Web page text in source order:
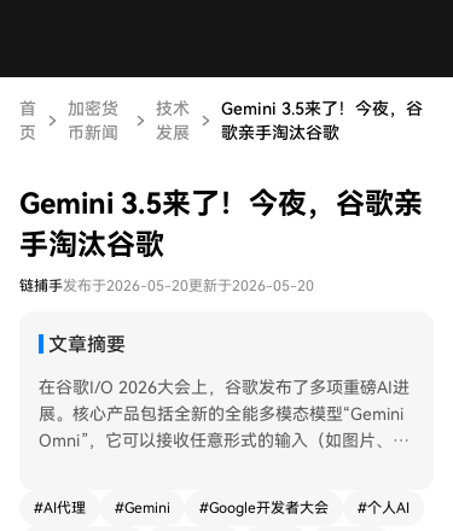
首
页
加密货
币新闻
技术
发展
Gemini 3.5来了！今夜，谷
歌亲手淘汰谷歌
Gemini 3.5来了！今夜，谷歌亲
手淘汰谷歌
链捕手发布于2026-05-20更新于2026-05-20
文章摘要
在谷歌I/O 2026大会上，谷歌发布了多项重磅AI进
展。核心产品包括全新的全能多模态模型“Gemini
Omni”，它可以接收任意形式的输入（如图片、音
景连贯性上表现突出。 同时，谷歌推出了新一代
#AI代理 #Gemini #Google开发者大会 #个人AI